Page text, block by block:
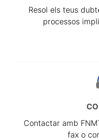
Resol els teus
processos
Contactar amb
fax o